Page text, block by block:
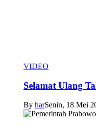
VIDEO
Selamat Ulang
By harSenin, 18 Mei